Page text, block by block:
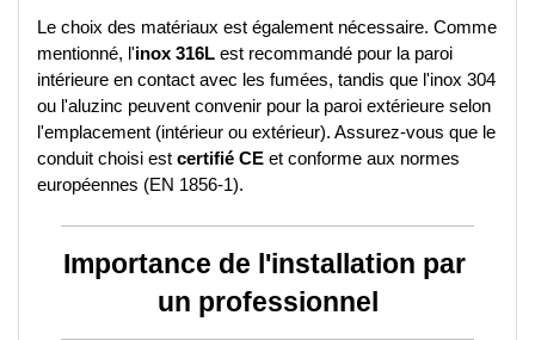
Le choix des matériaux est également nécessaire. Comme
mentionné, l'inox 316L est recommandé pour la paroi
intérieure en contact avec les fumées, tandis que l'inox 304
ou l'aluzinc peuvent convenir pour la paroi extérieure selon
l'emplacement (intérieur ou extérieur). Assurez-vous que le
conduit choisi est certifié CE et conforme aux normes
européennes (EN 1856-1).
Importance de l'installation par
un professionnel